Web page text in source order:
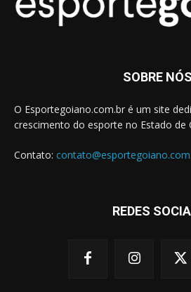
SOBRE NÓS
O Esportegoiano.com.br é um site
crescimento do esporte no Estado de
Contato:
REDES